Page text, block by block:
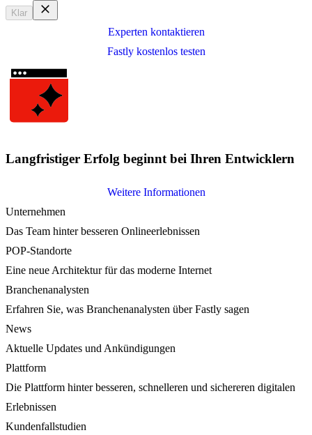
Klar
Experten kontaktieren
Fastly kostenlos testen
Langfristiger Erfolg beginnt bei Ihren Entwicklern
Weitere Informationen
Unternehmen
Das Team hinter besseren Onlineerlebnissen
POP-Standorte
Eine neue Architektur für das moderne Internet
Branchenanalysten
Erfahren Sie, was Branchenanalysten über Fastly sagen
News
Aktuelle Updates und Ankündigungen
Plattform
Die Plattform hinter besseren, schnelleren und sichereren digitalen
Erlebnissen
Kundenfallstudien